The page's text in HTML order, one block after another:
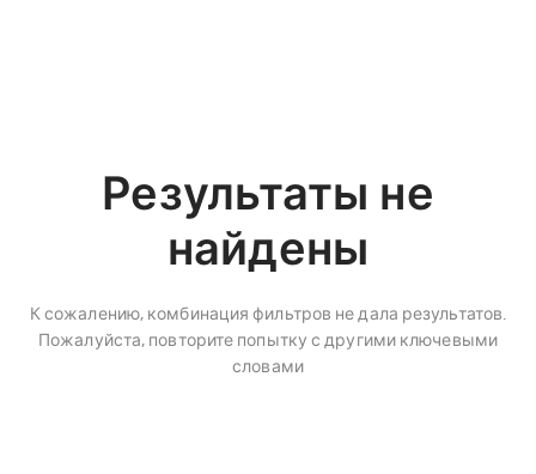
Результаты не
найдены
К сожалению, комбинация фильтров не дала результатов.
Пожалуйста, повторите попытку с другими ключевыми
словами